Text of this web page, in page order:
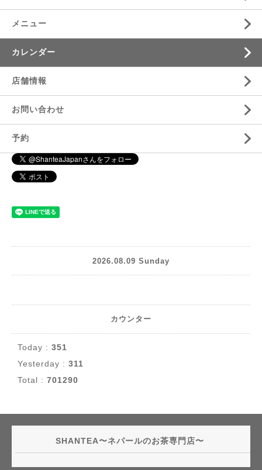
メニュー
カレンダー
店舗情報
お問い合わせ
予約
2026.08.09 Sunday
カウンター
Today : 351
Yesterday : 311
Total : 701290
SHANTEA〜ネパールのお茶専門店〜